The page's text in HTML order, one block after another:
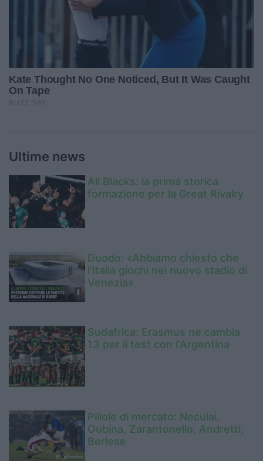
Ultime news
All Blacks: la prima storica
formazione per la Great Rivalry
Duodo: «Abbiamo chiesto che
l’Italia giochi nel nuovo stadio di
Venezia»
Sudafrica: Erasmus ne cambia
13 per il test con l'Argentina
Pillole di mercato: Neculai,
Oubina, Zarantonello, Andretti,
Berlese